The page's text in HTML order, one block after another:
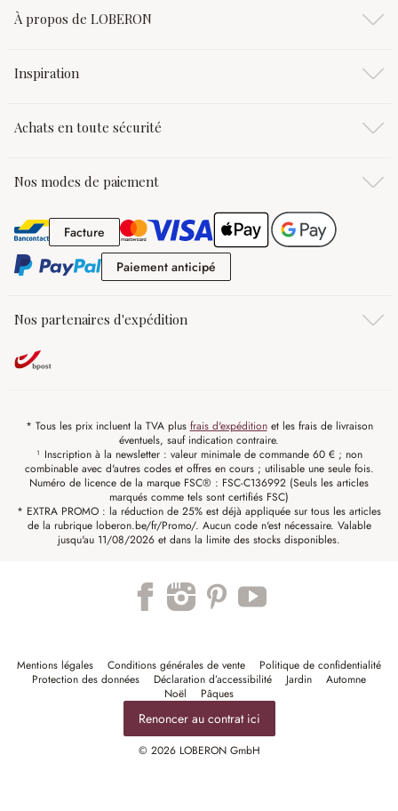
À propos de LOBERON
Inspiration
Achats en toute sécurité
Nos modes de paiement
FactureFacture
Paiement anticipé
Nos partenaires d'expédition
* Tous les prix incluent la TVA plus frais d'expéditionet les frais de livraison
éventuels, sauf indication contraire.
¹ Inscription à la newsletter : valeur minimale de commande 60 € ; non
combinable avec d'autres codes et offres en cours ; utilisable une seule fois.
Numéro de licence de la marque FSC® : FSC-C136992 (Seuls les articles
marqués comme tels sont certifiés FSC)
* EXTRA PROMO : la réduction de 25% est déjà appliquée sur tous les articles
de la rubrique loberon.be/fr/Promo/. Aucun code n'est nécessaire. Valable
jusqu'au 11/08/2026 et dans la limite des stocks disponibles.
Mentions légales Conditions générales de vente
Politique de confidentialité
Protection des données
Déclaration d’accessibilité Jardin
Automne
Noël
Pâques
Renoncer au contrat ici
© 2026 LOBERON GmbH